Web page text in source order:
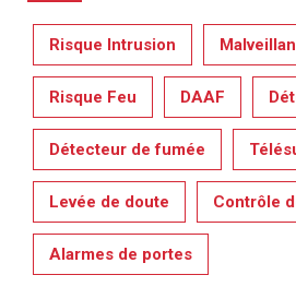
Risque Intrusion
Risque Feu DAAF
Détecteur de fumée
Levée de doute Contrôle
Alarmes de portes